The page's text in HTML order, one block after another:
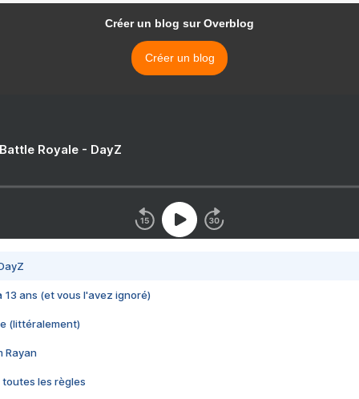
Créer un blog sur Overblog
Créer un blog
Royale - DayZ
13 ans (et vous l'avez ignoré)
(littéralement)
Rayan
toutes les règles